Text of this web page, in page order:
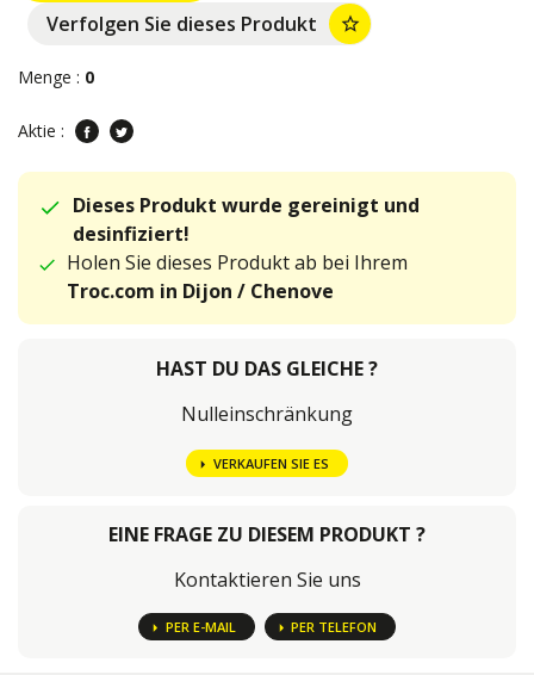
Verfolgen Sie dieses Produkt
star_border
Menge : 0
Aktie :
Dieses Produkt wurde gereinigt und
desinfiziert!
Holen Sie dieses Produkt ab bei Ihrem
Troc.com in Dijon / Chenove
HAST DU DAS GLEICHE ?
Nulleinschränkung
VERKAUFEN SIE ES
EINE FRAGE ZU DIESEM PRODUKT ?
Kontaktieren Sie uns
PER E-MAIL PER TELEFON